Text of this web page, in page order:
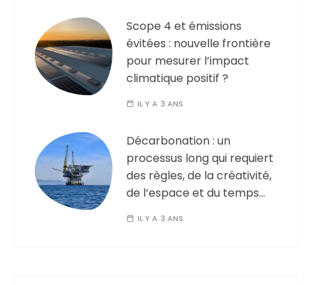
Scope 4 et émissions
évitées : nouvelle frontière
pour mesurer l’impact
climatique positif ?
IL Y A 3 ANS
Décarbonation : un
processus long qui requiert
des règles, de la créativité,
de l’espace et du temps…
IL Y A 3 ANS